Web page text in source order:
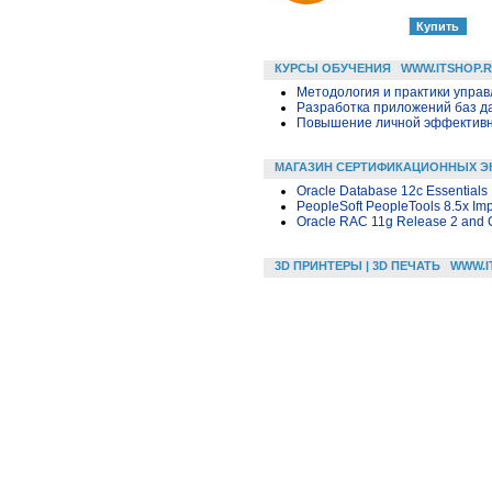
КУРСЫ ОБУЧЕНИЯ
Методология и практики
Разработка приложений баз
Повышение личной
МАГАЗИН СЕРТИФИКАЦИОННЫХ
Oracle Database 12c Essentials
PeopleSoft PeopleTools 8.5x
Oracle RAC 11g Release 2 and
3D ПРИНТЕРЫ | 3D ПЕЧАТЬ